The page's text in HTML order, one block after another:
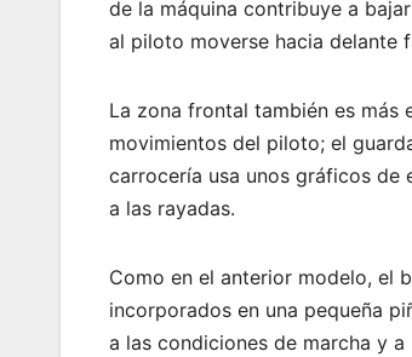
de la máquina contribuye a
al piloto moverse hacia delante
La zona frontal también es más
movimientos del piloto; el
carrocería usa unos gráficos
a las rayadas.
Como en el anterior modelo, el
incorporados en una pequeña
a las condiciones de marcha y